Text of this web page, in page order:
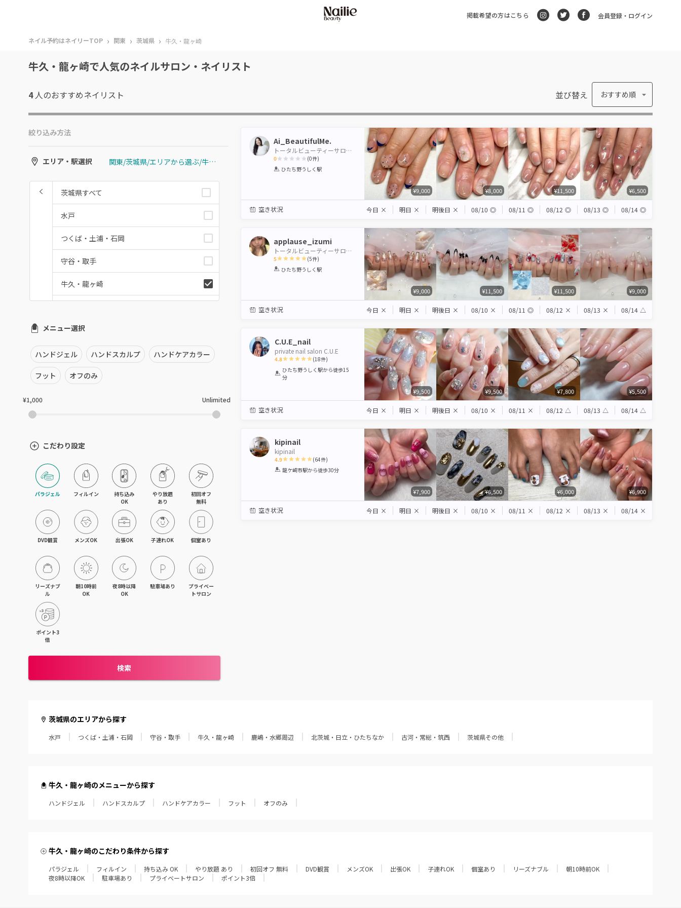
掲載希望の方はこちら 会員登録・ログイン
ネイル予約はネイリーTOP › 関東 › 茨城県 › 牛久・龍ヶ崎
牛久・龍ヶ崎で人気のネイルサロン・ネイリスト
4人のおすすめネイリスト 並び替え おすすめ順
絞り込み方法
エリア・駅選択 関東/茨城県/エリアから選ぶ/牛久・龍ヶ崎
茨城県すべて
水戸
つくば・土浦・石岡
守谷・取手
牛久・龍ヶ崎
北茨城・日立・ひたちなか
古河・常総・筑西
茨城県その他
メニュー選択
ハンドジェル ハンドスカルプ ハンドケアカラー
フット オフのみ
¥1,000 Unlimited
こだわり設定
パラジェル フィルイン
持ち込み
OK
やり放題
あり
初回オフ
無料
DVD観賞 メンズOK 出張OK 子連れOK 個室あり
リーズナブ
ル
朝10時前
OK
夜8時以降
OK
駐車場あり
プライベー
トサロン
ポイント3
倍
検索
Ai_BeautifulMe.
トータルビューティーサロンBeautiful Me,牛久店
0
1 2 3 4 5
(0件)
ひたち野うしく駅
¥9,000 ¥8,000 ¥11,500 ¥6,500
空き状況 今日 × 明日 × 明後日 × 08/10 ◎ 08/11 ◎ 08/12 ◎ 08/13 ◎ 08/14 ◎
applause_izumi
トータルビューティーサロンBeautiful Me,牛久店
5
1 2 3 4 5
(5件)
ひたち野うしく駅
¥9,000 ¥11,500 ¥11,500 ¥9,000
空き状況 今日 × 明日 × 明後日 × 08/10 × 08/11 ◎ 08/12 × 08/13 × 08/14 △
C.U.E_nail
private nail salon C.U.E
4.8
1
Star
2 3 4 5
(18件)
ひたち野うしく駅から徒歩15
分
¥9,500 ¥9,500 ¥7,800 ¥5,500
空き状況 今日 × 明日 × 明後日 × 08/10 × 08/11 × 08/12 △ 08/13 △ 08/14 △
kipinail
kipinail
4.9
1 2 3 4 5
(64件)
龍ケ崎市駅から徒歩30分
¥7,900 ¥6,500 ¥6,000 ¥6,900
空き状況 今日 × 明日 × 明後日 × 08/10 × 08/11 × 08/12 × 08/13 × 08/14 ×
茨城県のエリアから探す
水戸 つくば・土浦・石岡 守谷・取手 牛久・龍ヶ崎 鹿嶋・水郷周辺 北茨城・日立・ひたちなか 古河・常総・筑西 茨城県その他
牛久・龍ヶ崎のメニューから探す
ハンドジェル ハンドスカルプ ハンドケアカラー フット オフのみ
牛久・龍ヶ崎のこだわり条件から探す
パラジェル フィルイン 持ち込み OK やり放題 あり 初回オフ 無料 DVD観賞 メンズOK 出張OK 子連れOK 個室あり リーズナブル
朝10時前OK
夜8時以降OK
駐車場あり プライベートサロン ポイント3倍